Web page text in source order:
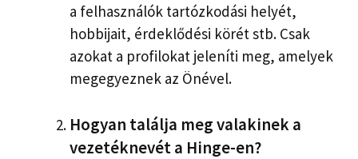
a felhasználók tartózkodási helyét,
hobbijait, érdeklődési körét stb. Csak
azokat a profilokat jeleníti meg, amelyek
megegyeznek az Önével.
Hogyan találja meg valakinek a
vezetéknevét a Hinge-en?